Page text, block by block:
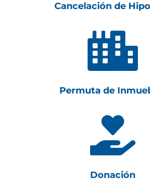
Cancelación de

Permuta de

Donación